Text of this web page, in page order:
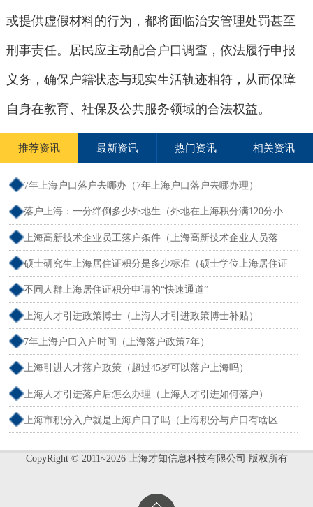
或提供虚假材料的行为，都将面临治安管理处罚甚至
刑事责任。居民应主动配合户口调查，依法履行申报
义务，确保户籍状态与现实生活轨迹相符，从而保障
自身在教育、社保及公共服务领域的合法权益。
推荐资讯 最新资讯 热门资讯 相关资讯
7年上海户口落户去哪办（7年上海户口落户去哪办理）
落户上海：一分绊倒多少外地生（外地在上海积分满120分小
孩可以考上海大学吗）
上海高新技术企业员工落户条件（上海高新技术企业人员落
户）
硕士研究生上海居住证积分是多少标准（硕士学位上海居住证
积分）
不同人群上海居住证积分申请的“快速通道”
上海人才引进政策博士（上海人才引进政策博士补贴）
7年上海户口入户时间（上海落户政策7年）
上海引进人才落户政策（超过45岁可以落户上海吗）
上海人才引进落户后怎么办理（上海人才引进如何落户）
上海市积分入户就是上海户口了吗（上海积分与户口有啥区
CopyRight © 2011~2026 上海才知信息科技有限公司 版权所有